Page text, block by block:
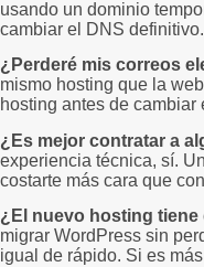
usando un dominio
cambiar el DNS definitivo.
¿Perderé mis correos
mismo hosting que la
hosting antes de cambiar
¿Es mejor contratar a
experiencia técnica, sí.
costarte más cara que
¿El nuevo hosting
migrar WordPress sin
igual de rápido. Si es